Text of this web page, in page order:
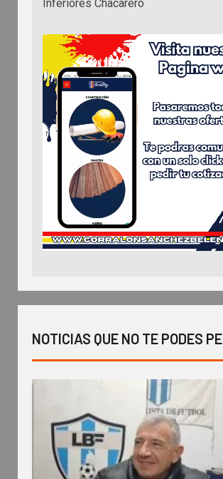
Inferiores Chacarero
NOTICIAS QUE NO TE PODES